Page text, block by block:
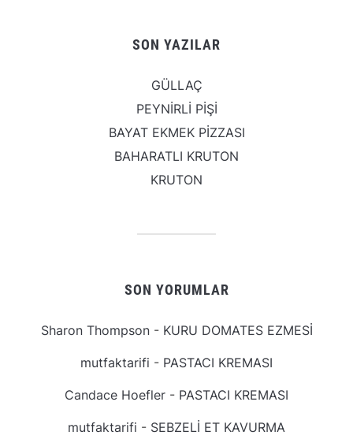
SON YAZILAR
GÜLLAÇ
PEYNİRLİ PİŞİ
BAYAT EKMEK PİZZASI
BAHARATLI KRUTON
KRUTON
SON YORUMLAR
Sharon Thompson- KURU DOMATES EZMESİ
mutfaktarifi - PASTACI KREMASI
Candace Hoefler - PASTACI KREMASI
mutfaktarifi - SEBZELİ ET KAVURMA